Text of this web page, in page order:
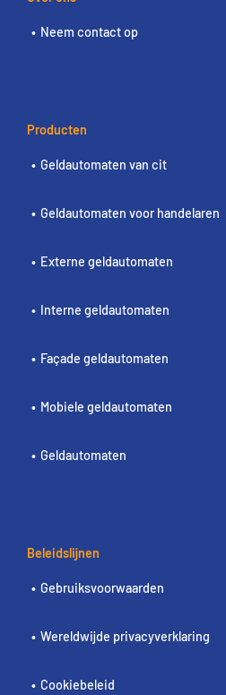
Neem contact op
Producten
Geldautomaten van cit
Geldautomaten voor handelaren
Externe geldautomaten
Interne geldautomaten
Façade geldautomaten
Mobiele geldautomaten
Geldautomaten
Beleidslijnen
Gebruiksvoorwaarden
Wereldwijde privacyverklaring
Cookiebeleid